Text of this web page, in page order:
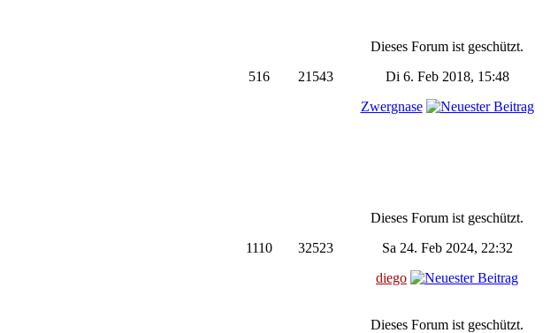
516 21543
Dieses Forum ist geschützt.
Di 6. Feb 2018, 15:48
Zwergnase
1110 32523
Dieses Forum ist geschützt.
Sa 24. Feb 2024, 22:32
diego
Dieses Forum ist geschützt.